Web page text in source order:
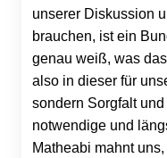
unserer Diskussion
brauchen, ist ein
genau weiß, was
also in dieser für
sondern Sorgfalt
notwendige und
Matheabi mahnt